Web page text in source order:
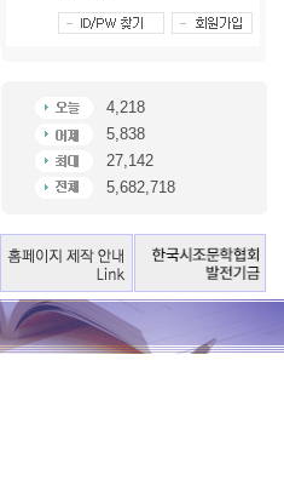
4,218
5,838
27,142
5,682,718